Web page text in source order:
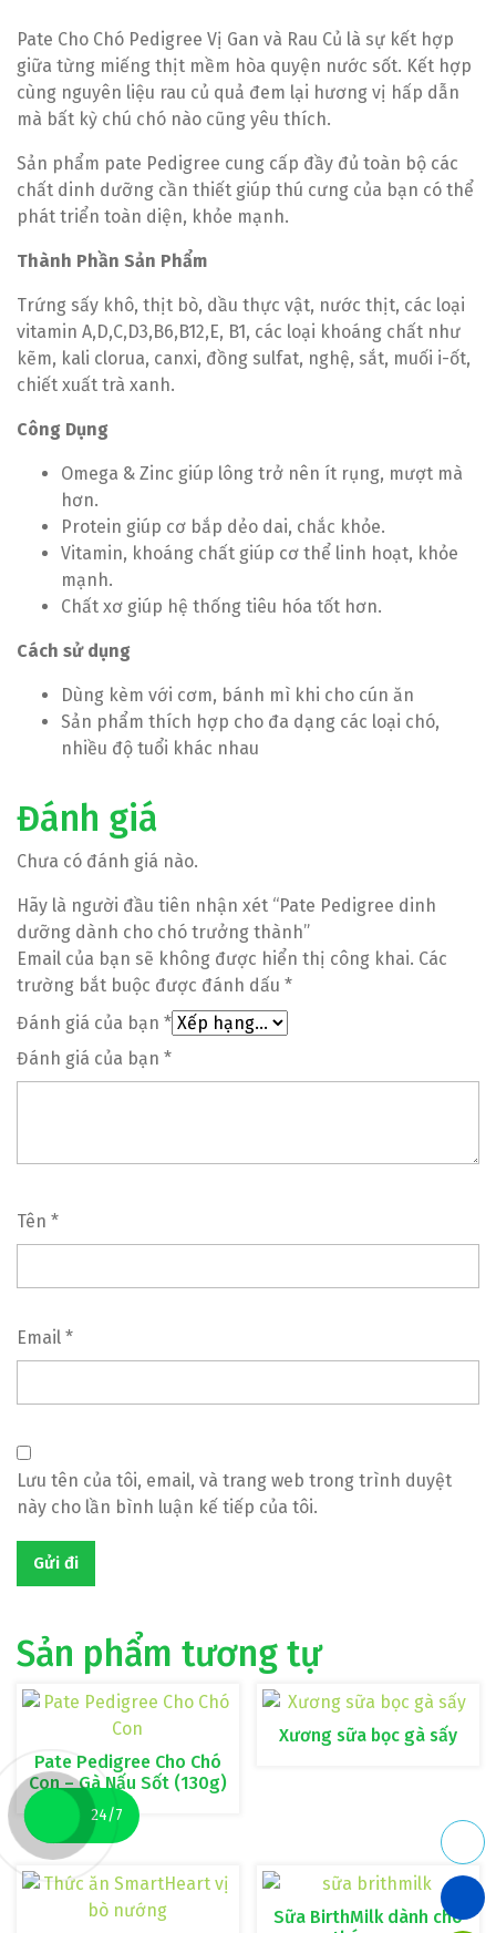
Pate Cho Chó Pedigree Vị Gan và Rau Củ là sự kết hợp
giữa từng miếng thịt mềm hòa quyện nước sốt. Kết hợp
cùng nguyên liệu rau củ quả đem lại hương vị hấp dẫn
mà bất kỳ chú chó nào cũng yêu thích.
Sản phẩm pate Pedigree cung cấp đầy đủ toàn bộ các
chất dinh dưỡng cần thiết giúp thú cưng của bạn có thể
phát triển toàn diện, khỏe mạnh.
Thành Phần Sản Phẩm
Trứng sấy khô, thịt bò, dầu thực vật, nước thịt, các loại
vitamin A,D,C,D3,B6,B12,E, B1, các loại khoáng chất như
kẽm, kali clorua, canxi, đồng sulfat, nghệ, sắt, muối i-ốt,
chiết xuất trà xanh.
Công Dụng
Omega & Zinc giúp lông trở nên ít rụng, mượt mà
hơn.
Protein giúp cơ bắp dẻo dai, chắc khỏe.
Vitamin, khoáng chất giúp cơ thể linh hoạt, khỏe
mạnh.
Chất xơ giúp hệ thống tiêu hóa tốt hơn.
Cách sử dụng
Dùng kèm với cơm, bánh mì khi cho cún ăn
Sản phẩm thích hợp cho đa dạng các loại chó,
nhiều độ tuổi khác nhau
Đánh giá
Chưa có đánh giá nào.
Hãy là người đầu tiên nhận xét “Pate Pedigree dinh
dưỡng dành cho chó trưởng thành”
Email của bạn sẽ không được hiển thị công khai. Các
trường bắt buộc được đánh dấu *
Đánh giá của bạn *
Đánh giá của bạn *
Tên *
Email *
Lưu tên của tôi, email, và trang web trong trình duyệt
này cho lần bình luận kế tiếp của tôi.
Sản phẩm tương tự
Pate Pedigree Cho Chó
Con – Gà Nấu Sốt (130g)
Xương sữa bọc gà sấy
Sữa BirthMilk dành cho
24/7